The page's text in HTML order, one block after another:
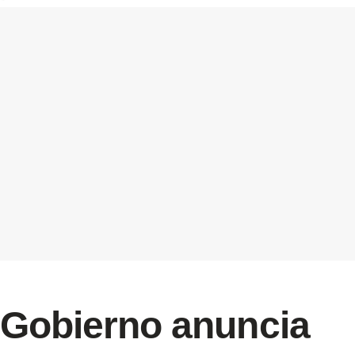
Gobierno anuncia